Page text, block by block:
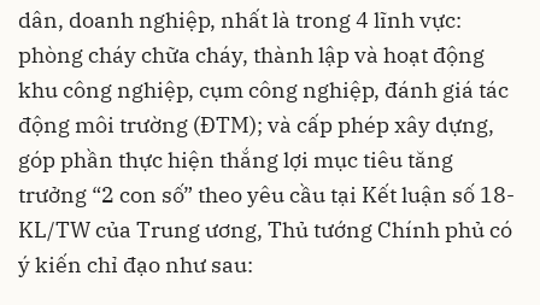
dân, doanh nghiệp, nhất là trong 4 lĩnh vực:
phòng cháy chữa cháy, thành lập và hoạt động
khu công nghiệp, cụm công nghiệp, đánh giá tác
động môi trường (ĐTM); và cấp phép xây dựng,
góp phần thực hiện thắng lợi mục tiêu tăng
trưởng “2 con số” theo yêu cầu tại Kết luận số 18-
KL/TW của Trung ương, Thủ tướng Chính phủ có
ý kiến chỉ đạo như sau: